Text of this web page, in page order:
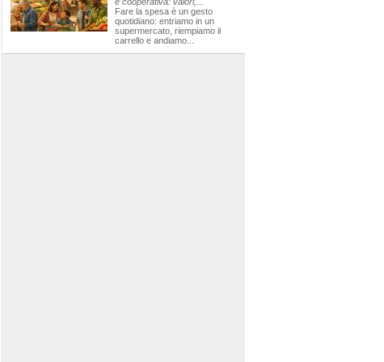
Fare la spesa è un gesto
quotidiano: entriamo in un
supermercato, riempiamo il
carrello e andiamo...